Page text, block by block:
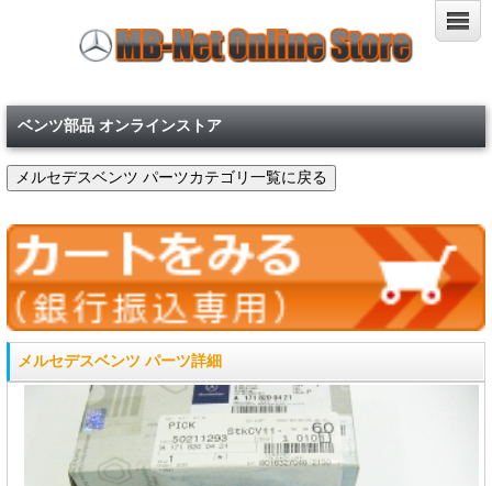
ベンツ部品 オンラインストア
メルセデスベンツ パーツ詳細